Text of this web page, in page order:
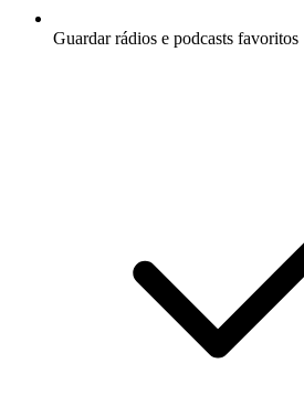
Guardar rádios e podcasts favoritos